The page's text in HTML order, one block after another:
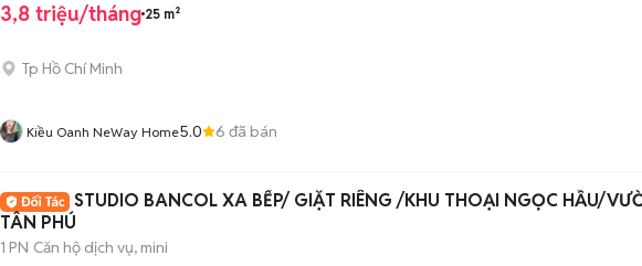
3,8 triệu/tháng 25 m²
Tp Hồ Chí Minh
Kiều Oanh NeWay Home5.0 6 đã bán
STUDIO BANCOL XA BẾP/ GIẶT RIÊNG /KHU THOẠI NGỌC HẦU/
TÂN PHÚ
1 PN Căn hộ dịch vụ, mini